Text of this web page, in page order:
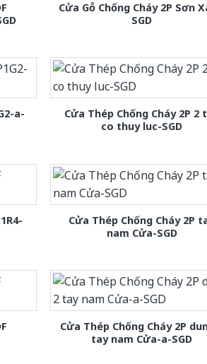
Cửa Gỗ Chống Cháy 2P Sơn
SGD
a-
Cửa Thép Chống Cháy 2P 2
co thuy luc-SGD
Cửa Thép Chống Cháy 2P
nam Cửa-SGD
Cửa Thép Chống Cháy 2P
tay nam Cửa-a-SGD